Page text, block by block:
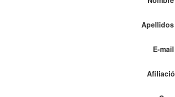
Apellidos
E-mail